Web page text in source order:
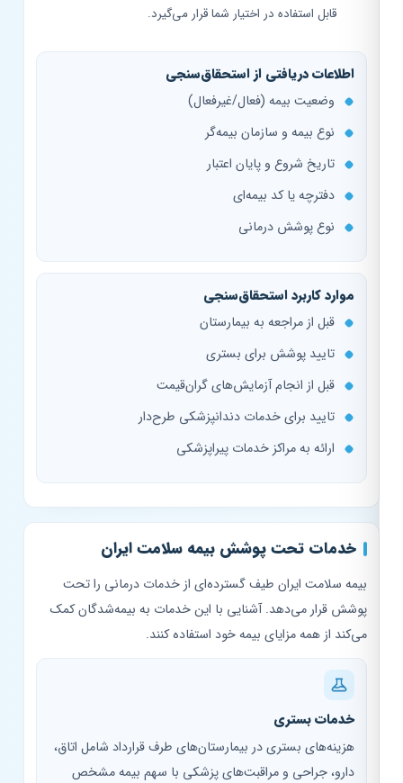
قابل استفاده در اختیار شما قرار می‌گیرد.
اطلاعات دریافتی از استحقاق‌سنجی
وضعیت بیمه (فعال/غیرفعال)
نوع بیمه و سازمان بیمه‌گر
تاریخ شروع و پایان اعتبار
دفترچه یا کد بیمه‌ای
نوع پوشش درمانی
موارد کاربرد استحقاق‌سنجی
قبل از مراجعه به بیمارستان
تایید پوشش برای بستری
قبل از انجام آزمایش‌های گران‌قیمت
تایید برای خدمات دندانپزشکی طرح‌دار
ارائه به مراکز خدمات پیراپزشکی
خدمات تحت پوشش بیمه سلامت ایران
بیمه سلامت ایران طیف گسترده‌ای از خدمات درمانی را تحت
پوشش قرار می‌دهد. آشنایی با این خدمات به بیمه‌شدگان کمک
می‌کند از همه مزایای بیمه خود استفاده کنند.
خدمات بستری
هزینه‌های بستری در بیمارستان‌های طرف قرارداد شامل اتاق،
دارو، جراحی و مراقبت‌های پزشکی با سهم بیمه مشخص